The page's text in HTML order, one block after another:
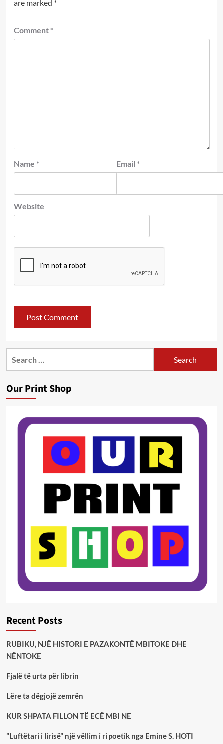
are marked *
Comment *
Name * Email *
Website
Our Print Shop
Recent Posts
RUBIKU, NJË HISTORI E PAZAKONTË MBITOKE DHE
NËNTOKE
Fjalë të urta për librin
Lëre ta dëgjojë zemrën
KUR SHPATA FILLON TË ECË MBI NE
”Luftëtari i lirisë” një vëllim i ri poetik nga Emine S. HOTI